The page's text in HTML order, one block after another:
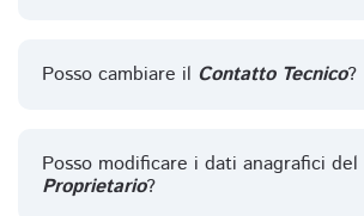
Posso cambiare il Contatto Tecnico?
Posso modificare i dati anagrafici del
Proprietario?